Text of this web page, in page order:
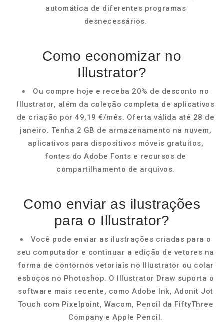
automática de diferentes programas
desnecessários.
Como economizar no
Illustrator?
Ou compre hoje e receba 20% de desconto no
Illustrator, além da coleção completa de aplicativos
de criação por 49,19 €/mês. Oferta válida até 28 de
janeiro. Tenha 2 GB de armazenamento na nuvem,
aplicativos para dispositivos móveis gratuitos,
fontes do Adobe Fonts e recursos de
compartilhamento de arquivos.
Como enviar as ilustrações
para o Illustrator?
Você pode enviar as ilustrações criadas para o
seu computador e continuar a edição de vetores na
forma de contornos vetoriais no Illustrator ou colar
esboços no Photoshop. O Illustrator Draw suporta o
software mais recente, como Adobe Ink, Adonit Jot
Touch com Pixelpoint, Wacom, Pencil da FiftyThree
Company e Apple Pencil.